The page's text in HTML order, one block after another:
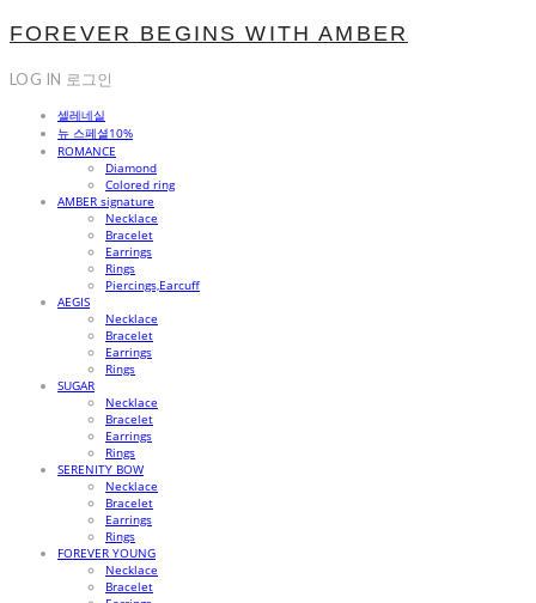
FOREVER BEGINS WITH AMBER
LOG IN 로그인
셀레네실
뉴 스페셜10%
ROMANCE
Diamond
Colored ring
AMBER signature
Necklace
Bracelet
Earrings
Rings
Piercings,Earcuff
AEGIS
Necklace
Bracelet
Earrings
Rings
SUGAR
Necklace
Bracelet
Earrings
Rings
SERENITY BOW
Necklace
Bracelet
Earrings
Rings
FOREVER YOUNG
Necklace
Bracelet